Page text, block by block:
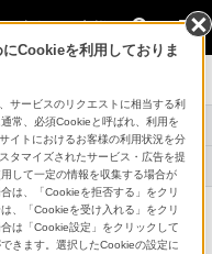
法人のお客様
関連資料 事例紹介
ップデートフ
ウェア
ンロード
Cookieを利用しておりま
サービスのリクエストに相当する利
常、必須Cookieと呼ばれ、利用を
イトにおけるお客様の利用状況を分
タマイズされたサービス・広告を提
して一定の情報を収集する場合が
は、「Cookieを拒否する」をクリ
、「Cookieを受け入れる」をクリ
は「Cookie設定」をクリックして
きます。選択したCookieの設定に